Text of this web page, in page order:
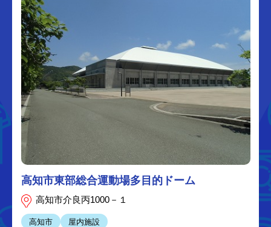
高知市東部総合運動場多目的ドーム
高知市介良丙1000－１
高知市 屋内施設